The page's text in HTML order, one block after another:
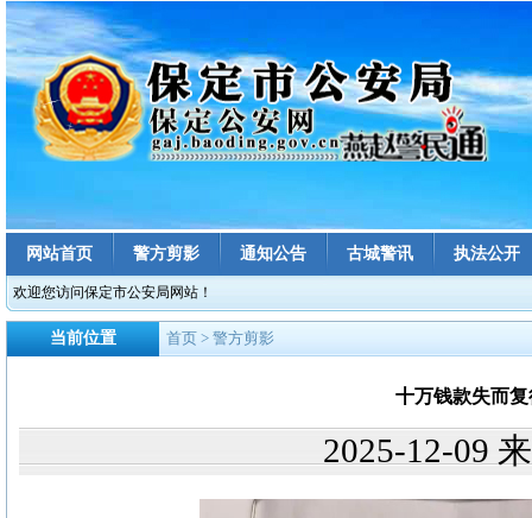
网站首页 警方剪影 通知公告 古城警讯 执法公开
欢迎您访问保定市公安局网站！
当前位置 首页 > 警方剪影
十万钱款失而
2025-12-09